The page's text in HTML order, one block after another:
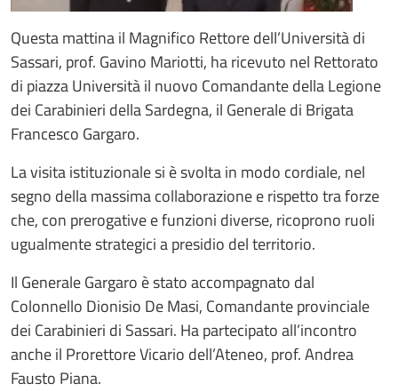
Questa mattina il Magnifico Rettore dell’Università di
Sassari, prof. Gavino Mariotti, ha ricevuto nel Rettorato
di piazza Università il nuovo Comandante della Legione
dei Carabinieri della Sardegna, il Generale di Brigata
Francesco Gargaro.
La visita istituzionale si è svolta in modo cordiale, nel
segno della massima collaborazione e rispetto tra forze
che, con prerogative e funzioni diverse, ricoprono ruoli
ugualmente strategici a presidio del territorio.
Il Generale Gargaro è stato accompagnato dal
Colonnello Dionisio De Masi, Comandante provinciale
dei Carabinieri di Sassari. Ha partecipato all’incontro
anche il Prorettore Vicario dell’Ateneo, prof. Andrea
Fausto Piana.